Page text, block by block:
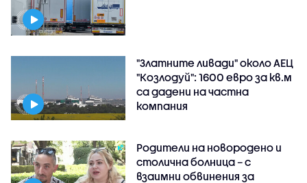
"Златните ливади" около АЕЦ
"Козлодуй": 1600 евро за кв.м
са дадени на частна
компания
Родители на новородено и
столична болница – с
взаимни обвинения за